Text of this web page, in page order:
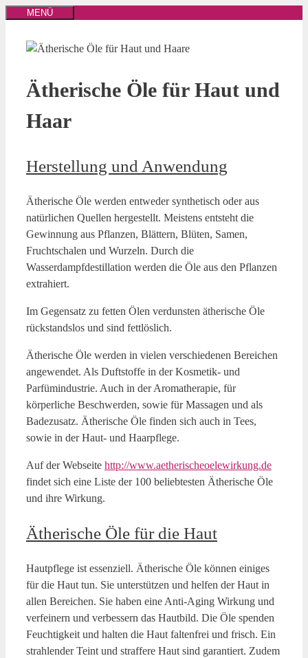
springen
MENÜ
Ätherische Öle für Haut und
Haar
Herstellung und Anwendung
Ätherische Öle werden entweder synthetisch oder aus
natürlichen Quellen hergestellt. Meistens entsteht die
Gewinnung aus Pflanzen, Blättern, Blüten, Samen,
Fruchtschalen und Wurzeln. Durch die
Wasserdampfdestillation werden die Öle aus den Pflanzen
extrahiert.
Im Gegensatz zu fetten Ölen verdunsten ätherische Öle
rückstandslos und sind fettlöslich.
Ätherische Öle werden in vielen verschiedenen Bereichen
angewendet. Als Duftstoffe in der Kosmetik- und
Parfümindustrie. Auch in der Aromatherapie, für
körperliche Beschwerden, sowie für Massagen und als
Badezusatz. Ätherische Öle finden sich auch in Tees,
sowie in der Haut- und Haarpflege.
Auf der Webseite http://www.aetherischeoelewirkung.de
findet sich eine Liste der 100 beliebtesten Ätherische Öle
und ihre Wirkung.
Ätherische Öle für die Haut
Hautpflege ist essenziell. Ätherische Öle können einiges
für die Haut tun. Sie unterstützen und helfen der Haut in
allen Bereichen. Sie haben eine Anti-Aging Wirkung und
verfeinern und verbessern das Hautbild. Die Öle spenden
Feuchtigkeit und halten die Haut faltenfrei und frisch. Ein
strahlender Teint und straffere Haut sind garantiert. Zudem